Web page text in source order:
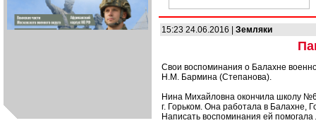
15:23 24.06.2016 | Земляки
Свои воспоминания о Балахне
Н.М. Бармина (Степанова).
Нина Михайловна окончила школу №6
г. Горьком. Она работала в Балахне,
Написать воспоминания ей